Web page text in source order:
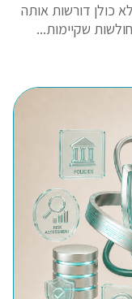
כולן דורשות אותה